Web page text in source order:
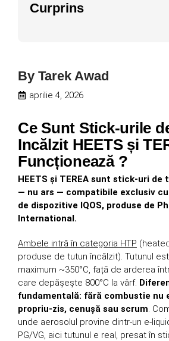
Curprins
By Tarek Awad
aprilie 4, 2026
Ce Sunt Stick-urile
Incălzit HEETS și
Funcționează ?
HEETS și TEREA sunt stick-uri
— nu ars — compatibile exclusiv
de dispozitive IQOS, produse de
International.
Ambele intră în categoria HTP
produse de tutun încălzit). Tutunul
maximum ~350°C, față de arderea
care depășește 800°C la vârf.
fundamentală: fără combustie nu
propriu-zis, cenușă sau scrum.
unde aerosolul provine dintr-un e-
PG/VG, aici tutunul e real, presat în